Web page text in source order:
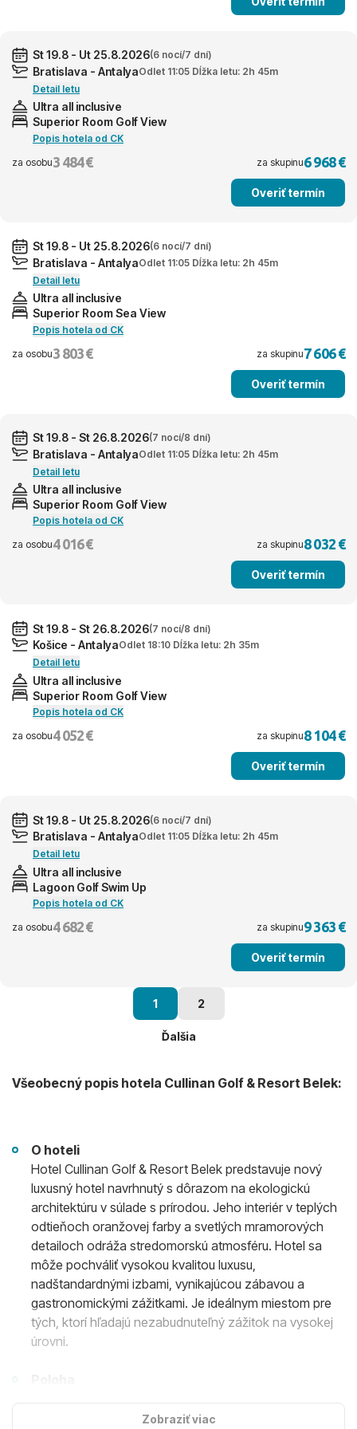
St 19.8 - Ut 25.8.2026(6 nocí/7 dní)
Bratislava - AntalyaOdlet 11:05 Dĺžka letu: 2h 45m
Detail letu
Ultra all inclusive
Superior Room Golf View
Popis hotela od CK
za osobu3 484 € za skupinu6 968 €
Overiť termín
St 19.8 - Ut 25.8.2026(6 nocí/7 dní)
Bratislava - AntalyaOdlet 11:05 Dĺžka letu: 2h 45m
Detail letu
Ultra all inclusive
Superior Room Sea View
Popis hotela od CK
za osobu3 803 € za skupinu7 606 €
Overiť termín
St 19.8 - St 26.8.2026(7 nocí/8 dní)
Bratislava - AntalyaOdlet 11:05 Dĺžka letu: 2h 45m
Detail letu
Ultra all inclusive
Superior Room Golf View
Popis hotela od CK
za osobu4 016 € za skupinu8 032 €
Overiť termín
St 19.8 - St 26.8.2026(7 nocí/8 dní)
Košice - AntalyaOdlet 18:10 Dĺžka letu: 2h 35m
Detail letu
Ultra all inclusive
Superior Room Golf View
Popis hotela od CK
za osobu4 052 € za skupinu8 104 €
Overiť termín
St 19.8 - Ut 25.8.2026(6 nocí/7 dní)
Bratislava - AntalyaOdlet 11:05 Dĺžka letu: 2h 45m
Detail letu
Ultra all inclusive
Lagoon Golf Swim Up
Popis hotela od CK
za osobu4 682 € za skupinu9 363 €
Overiť termín
1 2
Ďalšia
Všeobecný popis hotela Cullinan Golf & Resort Belek:
O hoteli
Hotel Cullinan Golf & Resort Belek predstavuje nový
luxusný hotel navrhnutý s dôrazom na ekologickú
architektúru v súlade s prírodou. Jeho interiér v teplých
odtieňoch oranžovej farby a svetlých mramorových
detailoch odráža stredomorskú atmosféru. Hotel sa
môže pochváliť vysokou kvalitou luxusu,
nadštandardnými izbami, vynikajúcou zábavou a
gastronomickými zážitkami. Je ideálnym miestom pre
tých, ktorí hľadajú nezabudnuteľný zážitok na vysokej
úrovni.
000 m2 priamo pri 600 metrov dlhej piesočnatej pláži s
Zobraziť viac